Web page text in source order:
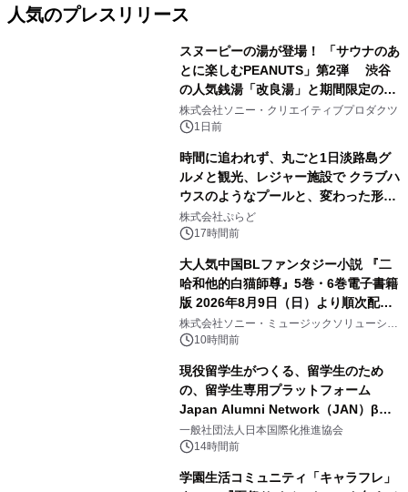
人気のプレスリリース
スヌーピーの湯が登場！ 「サウナのあ
とに楽しむPEANUTS」第2弾 渋谷
の人気銭湯「改良湯」と期間限定のコ
ラボレーション サウナイキタイコラ
ボグッズも発売決定！
株式会社ソニー・クリエイティブプロダクツ
1日前
時間に追われず、丸ごと1日淡路島グ
ルメと観光、レジャー施設で クラブハ
ウスのようなプールと、変わった形の
サウナも 「THE BOXY AWAJI」のお
得な素泊まり連泊プランで
株式会社ぷらど
17時間前
大人気中国BLファンタジー小説 『二
哈和他的白猫師尊』5巻・6巻電子書籍
版 2026年8月9日（日）より順次配信
開始
株式会社ソニー・ミュージックソリューショ
ンズ10時間前
現役留学生がつくる、留学生のため
の、留学生専用プラットフォーム
Japan Alumni Network（JAN）β版
をリリース
一般社団法人日本国際化推進協会
14時間前
学園生活コミュニティ「キャラフレ」